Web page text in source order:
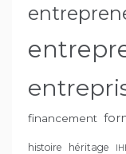
financement
histoire héritage